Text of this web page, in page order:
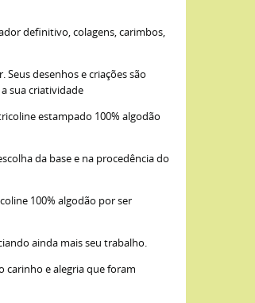
definitivo, colagens, carimbos,
desenhos e criações são
sua criatividade
estampado 100% algodão
da base e na procedência do
100% algodão por ser
ainda mais seu trabalho.
carinho e alegria que foram